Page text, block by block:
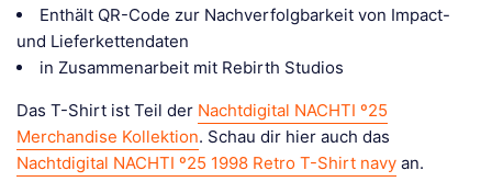
Enthält QR-Code zur Nachverfolgbarkeit von Impact-
und Lieferkettendaten
in Zusammenarbeit mit Rebirth Studios
Das T-Shirt ist Teil der Nachtdigital NACHTI º25
Merchandise Kollektion. Schau dir hier auch das
Nachtdigital NACHTI º25 1998 Retro T-Shirt navy an.